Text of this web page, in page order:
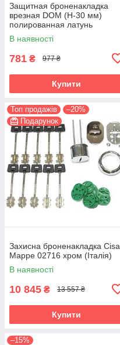
Защитная броненакладка
врезная DOM (H-30 мм)
полированная латунь
(Италия)
В наявності
781 ₴ 977 ₴
Купити
Топ продажів
–20%
Подарунок
Захисна броненакладка Cisa
Mappe 02716 хром (Італія)
В наявності
10 845 ₴ 13 557 ₴
Купити
–15%